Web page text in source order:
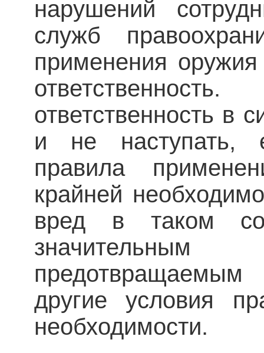
нарушений
служб
применения оружия
ответственность в
и не наступать,
правила
крайней
вред в таком
другие условия
необходимости.